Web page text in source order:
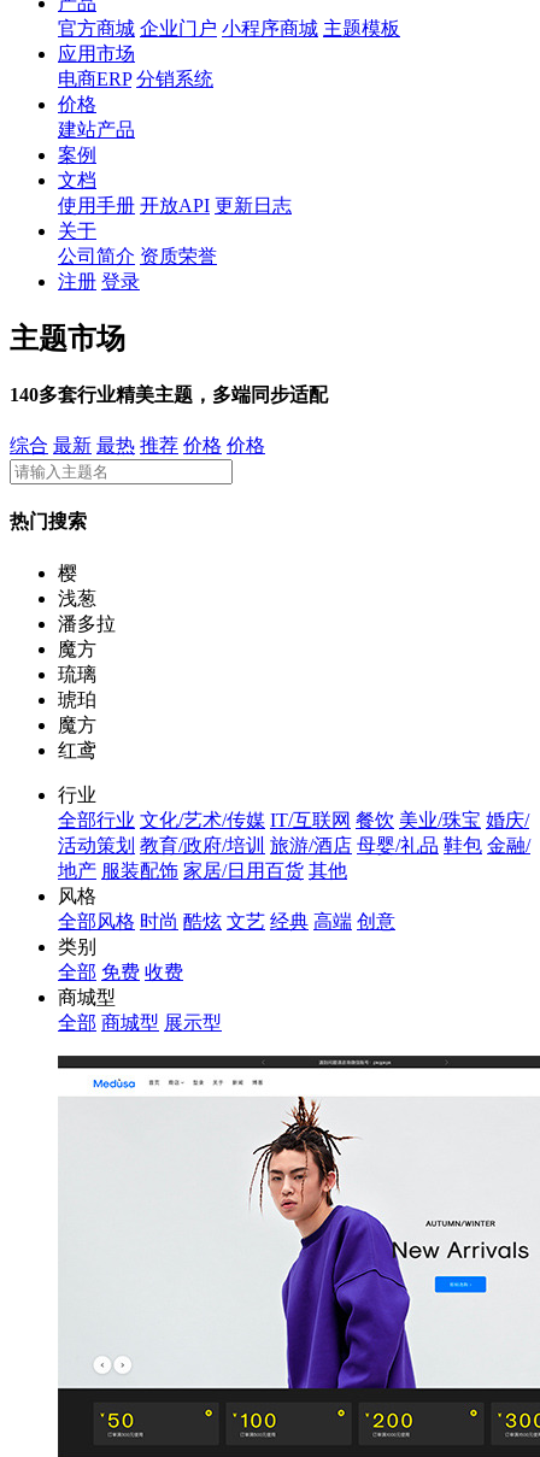
官方商城 企业门户 小程序商城 主题模板
应用市场
电商ERP 分销系统
价格
建站产品
案例
文档
使用手册 开放API 更新日志
关于
公司简介 资质荣誉
注册 登录
主题市场
140多套行业精美主题，多端同步适配
综合 最新 最热 推荐 价格 价格
热门搜索
樱
浅葱
潘多拉
魔方
琉璃
琥珀
魔方
红鸢
行业
全部行业 文化/艺术/传媒 IT/互联网 餐饮 美业/珠宝 婚庆/
活动策划 教育/政府/培训 旅游/酒店 母婴/礼品 鞋包 金融/
地产 服装配饰 家居/日用百货 其他
风格
全部风格 时尚 酷炫 文艺 经典 高端 创意
类别
全部 免费 收费
商城型
全部 商城型 展示型